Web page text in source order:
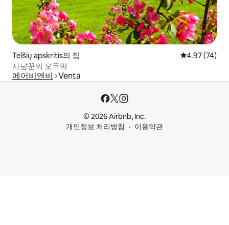
Telšių apskritis의 집 평점 4.97점(5
4.97 (74)
사냥꾼의 오두막
에어비앤비 Venta
© 2026 Airbnb, Inc.
개인정보 처리방침
이용약관